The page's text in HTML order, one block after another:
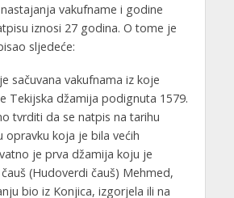
vakufname i godine
iznosi 27 godina. O tome je
sljedeće:
sačuvana vakufnama iz koje
Tekijska džamija podignuta 1579.
tvrditi da se natpis na tarihu
opravku koja je bila većih
je prva džamija koju je
(Hudoverdi čauš) Mehmed,
bio iz Konjica, izgorjela ili na